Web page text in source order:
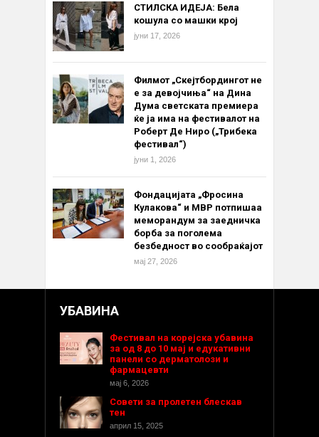
СТИЛСКА ИДЕЈА: Бела
кошула со машки крој
јуни 17, 2026
Филмот „Скејтбордингот не
е за девојчиња“ на Дина
Дума светската премиера
ќе ја има на фестивалот на
Роберт Де Ниро („Трибека
фестивал“)
јуни 1, 2026
Фондацијата „Фросина
Кулакова“ и МВР потпишаа
меморандум за заедничка
борба за поголема
безбедност во сообраќајот
мај 27, 2026
УБАВИНА
Фестивал на корејска убавина
за од 8 до 10 мај и едукативни
панели со дерматолози и
фармацевти
мај 6, 2026
Совети за пролетен блескав
тен
април 15, 2025